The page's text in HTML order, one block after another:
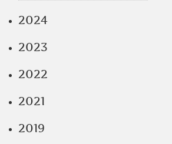
2024
2023
2022
2021
2019